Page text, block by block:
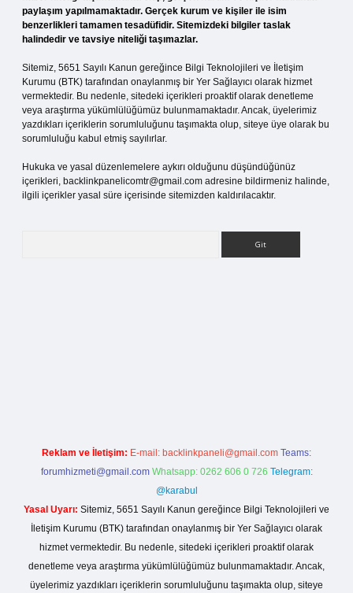
paylaşım yapılmamaktadır. Gerçek kurum ve kişiler ile isim
benzerlikleri tamamen tesadüfidir. Sitemizdeki bilgiler taslak
halindedir ve tavsiye niteliği taşımazlar.
Sitemiz, 5651 Sayılı Kanun gereğince Bilgi Teknolojileri ve İletişim
Kurumu (BTK) tarafından onaylanmış bir Yer Sağlayıcı olarak hizmet
vermektedir. Bu nedenle, sitedeki içerikleri proaktif olarak denetleme
veya araştırma yükümlülüğümüz bulunmamaktadır. Ancak, üyelerimiz
yazdıkları içeriklerin sorumluluğunu taşımakta olup, siteye üye olarak bu
sorumluluğu kabul etmiş sayılırlar.
Hukuka ve yasal düzenlemelere aykırı olduğunu düşündüğünüz
içerikleri, backlinkpanelicomtr@gmail.com adresine bildirmeniz halinde,
ilgili içerikler yasal süre içerisinde sitemizden kaldırılacaktır.
Reklam ve İletişim: E-mail: backlinkpaneli@gmail.com Teams:
forumhizmeti@gmail.com Whatsapp: 0262 606 0 726 Telegram:
@karabul
Yasal Uyarı: Sitemiz, 5651 Sayılı Kanun gereğince Bilgi Teknolojileri ve
İletişim Kurumu (BTK) tarafından onaylanmış bir Yer Sağlayıcı olarak
hizmet vermektedir. Bu nedenle, sitedeki içerikleri proaktif olarak
denetleme veya araştırma yükümlülüğümüz bulunmamaktadır. Ancak,
üyelerimiz yazdıkları içeriklerin sorumluluğunu taşımakta olup, siteye